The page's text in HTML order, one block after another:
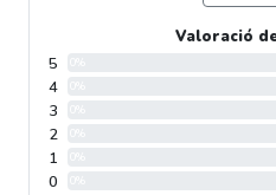
Valoració
5
4
3
2
1
0